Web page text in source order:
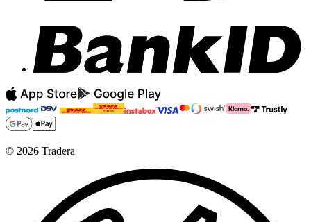
© 2026 Tradera